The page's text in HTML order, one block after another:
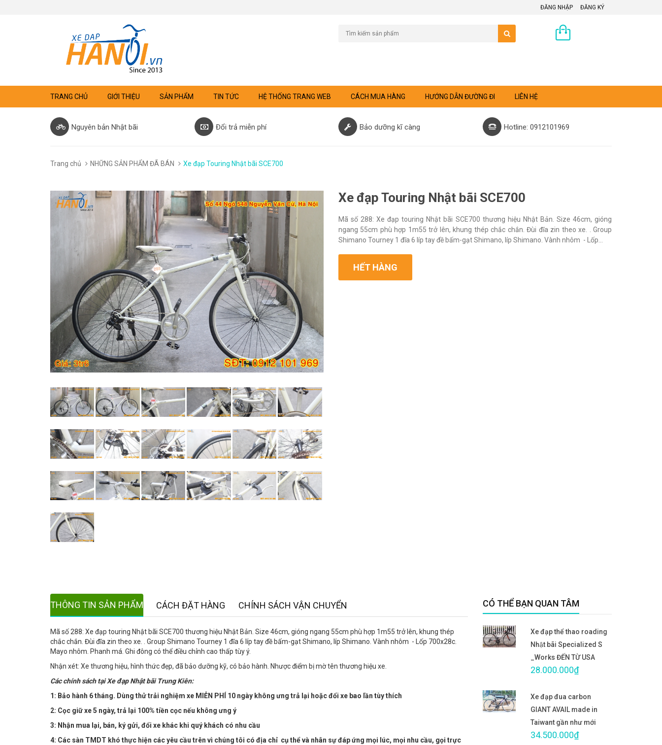
ĐĂNG NHẬP ĐĂNG KÝ
TRANG CHỦ GIỚI THIỆU SẢN PHẨM TIN TỨC HỆ THỐNG TRANG WEB CÁCH MUA HÀNG HƯỚNG DẪN ĐƯỜNG ĐI LIÊN HỆ
Nguyên bản Nhật bãi Đổi trả miễn phí Bảo dưỡng kĩ càng Hotline: 0912101969
Trang chủ NHỮNG SẢN PHẨM ĐÃ BÁN Xe đạp Touring Nhật bãi SCE700
Xe đạp Touring Nhật bãi SCE700
Mã số 288: Xe đạp touring Nhật bãi SCE700 thương hiệu Nhật Bản. Size 46cm, gióng
ngang 55cm phù hợp 1m55 trở lên, khung thép chắc chắn. Đùi đĩa zin theo xe. . Group
Shimano Tourney 1 đĩa 6 líp tay đề bấm-gạt Shimano, líp Shimano. Vành nhôm - Lốp...
HẾT HÀNG
THÔNG TIN SẢN PHẨM CÁCH ĐẶT HÀNG CHÍNH SÁCH VẬN CHUYỂN
Mã số 288: Xe đạp touring Nhật bãi SCE700 thương hiệu Nhật Bản. Size 46cm, gióng ngang 55cm phù hợp 1m55 trở lên, khung thép
chắc chắn. Đùi đĩa zin theo xe. . Group Shimano Tourney 1 đĩa 6 líp tay đề bấm-gạt Shimano, líp Shimano. Vành nhôm - Lốp 700x28c.
Mayo nhôm. Phanh má. Ghi đông có thể điều chỉnh cao thấp tùy ý.
Nhận xét: Xe thương hiệu, hình thức đẹp, đã bảo dưỡng kỹ, có bảo hành. Nhược điểm bị mờ tên thương hiệu xe.
Các chính sách tại Xe đạp Nhật bãi Trung Kiên:
1: Bảo hành 6 tháng. Dùng thử trải nghiệm xe MIỄN PHÍ 10 ngày không ưng trả lại hoặc đổi xe bao lần tùy thích
2: Cọc giữ xe 5 ngày, trả lại 100% tiền cọc nếu không ưng ý
3: Nhận mua lại, bán, ký gửi, đổi xe khác khi quý khách có nhu cầu
4: Các sàn TMDT khó thực hiện các yêu cầu trên vì chúng tôi có địa chỉ cụ thể và nhân sự đáp ứng mọi lúc, mọi nhu cầu, gọi trực
CÓ THỂ BẠN QUAN TÂM
Xe đạp thể thao roading
Nhật bãi Specialized S
_Works ĐẾN TỪ USA
28.000.000₫
Xe đạp đua carbon
GIANT AVAIL made in
Taiwant gần như mới
34.500.000₫